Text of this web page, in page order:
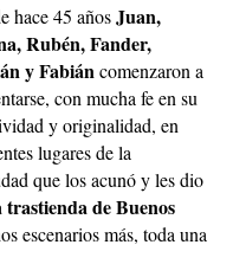
hace 45 añosJuan,
Rubén, Fander,
y Fabián comenzaron a
con mucha fe en su
y originalidad, en
lugares de la
que los acunó y les dio
trastienda de Buenos
escenarios más, toda una